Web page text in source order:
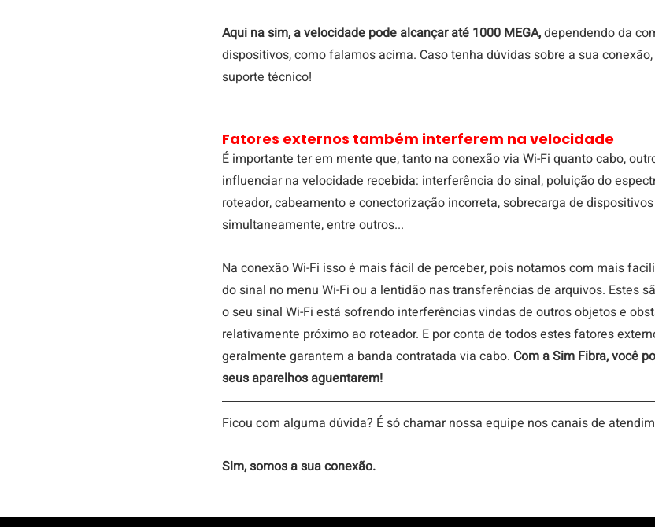
Aqui na sim, a velocidade pode alcançar até 1000 MEGA, dependendo da
dispositivos, como falamos acima. Caso tenha dúvidas sobre a sua
suporte técnico!
Fatores externos também interferem na velocidade
É importante ter em mente que, tanto na conexão via Wi-Fi quanto cabo,
influenciar na velocidade recebida: interferência do sinal, poluição do
roteador, cabeamento e conectorização incorreta, sobrecarga de
simultaneamente, entre outros...
Na conexão Wi-Fi isso é mais fácil de perceber, pois notamos com mais
do sinal no menu Wi-Fi ou a lentidão nas transferências de arquivos. Estes
o seu sinal Wi-Fi está sofrendo interferências vindas de outros objetos e
relativamente próximo ao roteador. E por conta de todos estes fatores
geralmente garantem a banda contratada via cabo. Com a Sim Fibra, você
seus aparelhos aguentarem!
Ficou com alguma dúvida? É só chamar nossa equipe nos canais de
Sim, somos a sua conexão.